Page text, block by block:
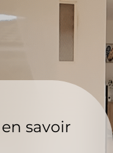
savoir